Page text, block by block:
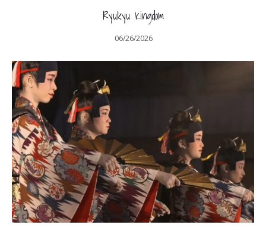
Ryukyu Kingdom
06/26/2026